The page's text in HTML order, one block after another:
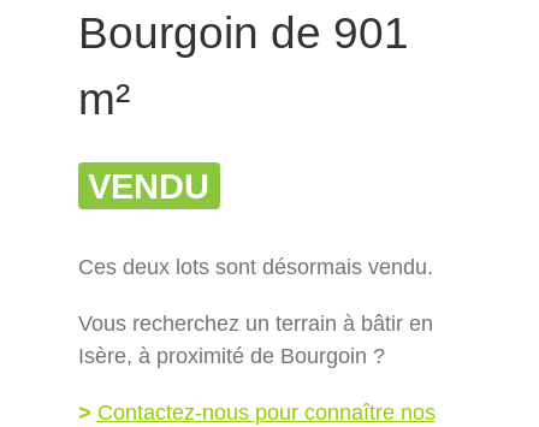
Bourgoin de 901
m²
VENDU
Ces deux lots sont désormais vendu.
Vous recherchez un terrain à bâtir en
Isère, à proximité de Bourgoin ?
> Contactez-nous pour connaître nos